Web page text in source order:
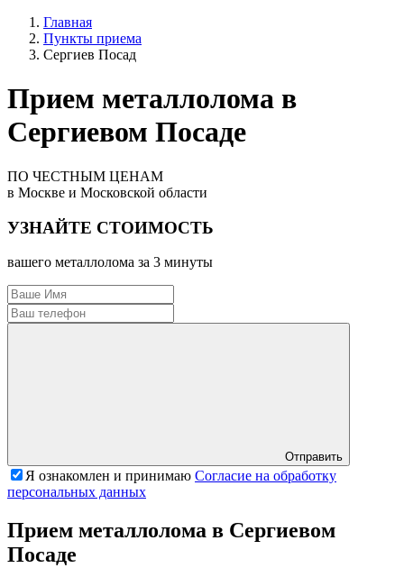
Главная
Пункты приема
Сергиев Посад
Прием металлолома в
Сергиевом Посаде
ПО ЧЕСТНЫМ ЦЕНАМ
в Москве и Московской области
УЗНАЙТЕ СТОИМОСТЬ
вашего металлолома за 3 минуты
Отправить
Я ознакомлен и принимаю Согласие на обработку
персональных данных
Прием металлолома в Сергиевом
Посаде